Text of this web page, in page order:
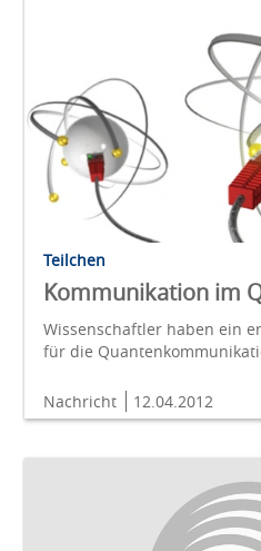
Teilchen
Kommunikation im
Wissenschaftler haben ein
für die
Nachricht 12.04.2012